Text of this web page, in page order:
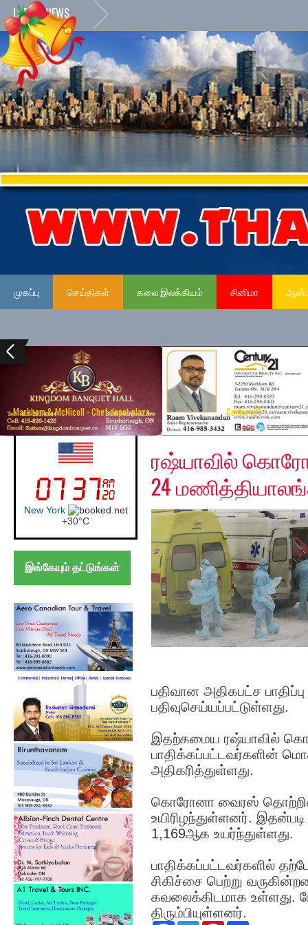
LATEST NEWS
முகப்பு செய்திகள் கலை இலக்கியம் சினிமா
Markham & McNicoll - Chef depot plaza Century21
UK (London)
London
+24°C
இங்கேயும் தட்டுங்கள்
Friday, May 1, 2020
ரஷ்யாவில்
24
பதிவான அதிகபட்ச
பதிவுசெய்யப்பட்டுள்ளது.
இதற்கமைய ரஷ்யாவில்
பாதிக்கப்பட்டவர்களின்
அதிகரித்துள்ளது.
கொரோனா வைரஸ்
உயிரிழந்துள்ளனர்.
1,169ஆக உயர்ந்துள்ளது.
பாதிக்கப்பட்டவர்களில்
சிகிச்சை பெற்று
கவலைக்கிடமாக உள்ளது.
திரும்பியுள்ளனர்.